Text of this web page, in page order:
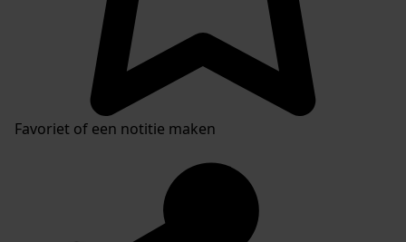
Favoriet of een notitie maken